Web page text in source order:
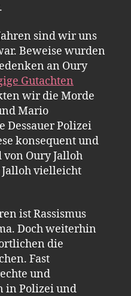
sind wir uns
Beweise wurden
an Oury
Gutachten
wir die Morde
Mario
Dessauer Polizei
konsequent und
Oury Jalloh
vielleicht
ist Rassismus
Doch weiterhin
die
Fast
und
in Polizei und